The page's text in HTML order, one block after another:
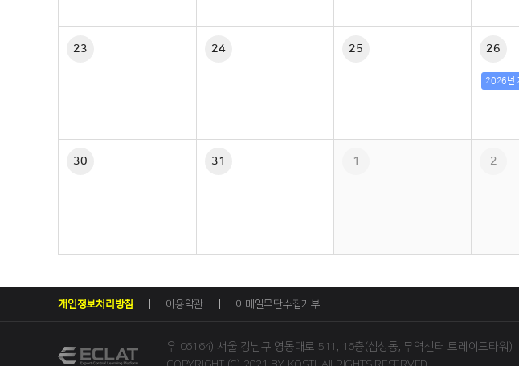
23 24 25 26
30 31 1 2
개인정보처리방침 이용약관 이메일무단수집거부
우 06164) 서울 강남구 영동대로 511, 16층(삼성동, 무역센터 트레이드타워)